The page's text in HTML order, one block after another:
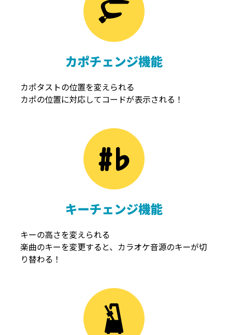
カポチェンジ機能
カポタストの位置を変えられる
カポの位置に対応してコードが表示される！
キーチェンジ機能
キーの高さを変えられる
楽曲のキーを変更すると、カラオケ音源のキーが切
り替わる！